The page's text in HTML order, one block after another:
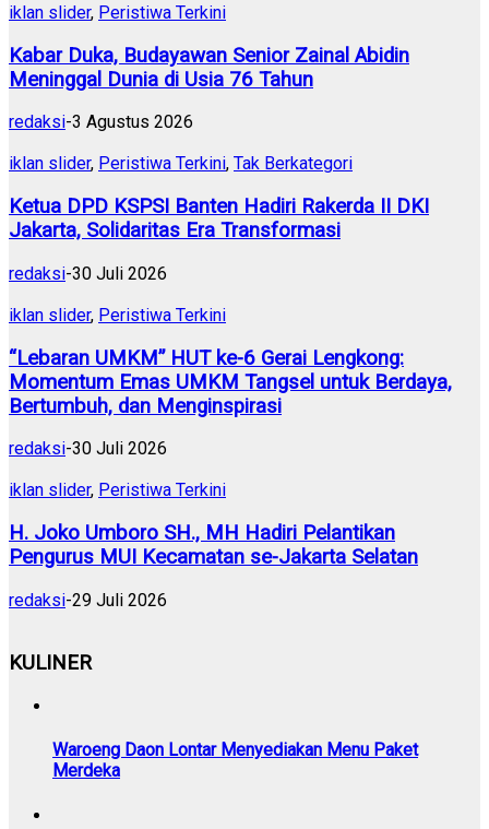
iklan slider, Peristiwa Terkini
Kabar Duka, Budayawan Senior Zainal Abidin
Meninggal Dunia di Usia 76 Tahun
redaksi-3 Agustus 2026
iklan slider, Peristiwa Terkini, Tak Berkategori
Ketua DPD KSPSI Banten Hadiri Rakerda II DKI
Jakarta, Solidaritas Era Transformasi
redaksi-30 Juli 2026
iklan slider, Peristiwa Terkini
“Lebaran UMKM” HUT ke-6 Gerai Lengkong:
Momentum Emas UMKM Tangsel untuk Berdaya,
Bertumbuh, dan Menginspirasi
redaksi-30 Juli 2026
iklan slider, Peristiwa Terkini
H. Joko Umboro SH., MH Hadiri Pelantikan
Pengurus MUI Kecamatan se-Jakarta Selatan
redaksi-29 Juli 2026
KULINER
Waroeng Daon Lontar Menyediakan Menu Paket
Merdeka